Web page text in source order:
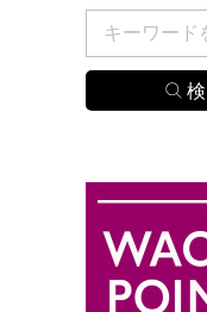
検索したい